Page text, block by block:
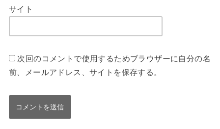
サイト
次回のコメントで使用するためブラウザーに自分の名
前、メールアドレス、サイトを保存する。